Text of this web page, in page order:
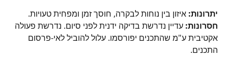
יתרונות: איזון בין נוחות לבקרה, חוסך זמן ומפחית טעויות.
חסרונות: עדיין נדרשת בדיקה ידנית לפני סיום. נדרשת פעולה
אקטיבית ע"מ שהתכנים יפורסמו. עלול להוביל לאי-פרסום
התכנים.